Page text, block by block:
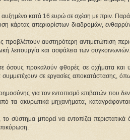
κατά 16 ευρώ σε σχέση με πριν.
κάρτας απεριορίστων διαδρομών,
προβλέπουν αυστηρότερη αντιμετώπιση
λειτουργία και ασφάλεια των
όσους προκαλούν φθορές σε οχήματα και
σε εργασίες αποκατάστασης,
για τον εντοπισμό επιβατών που
τα ακυρωτικά μηχανήματα, καταγράφοντας
σύστημα μπορεί να εντοπίζει περιστατικά